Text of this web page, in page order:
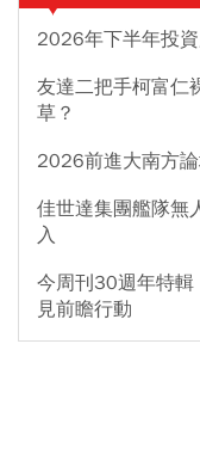
2026年下半年投
友達二把手柯富仁
草？
2026前進大南方
佳世達集團艦隊無
入
今周刊30週年特輯
見前瞻行動